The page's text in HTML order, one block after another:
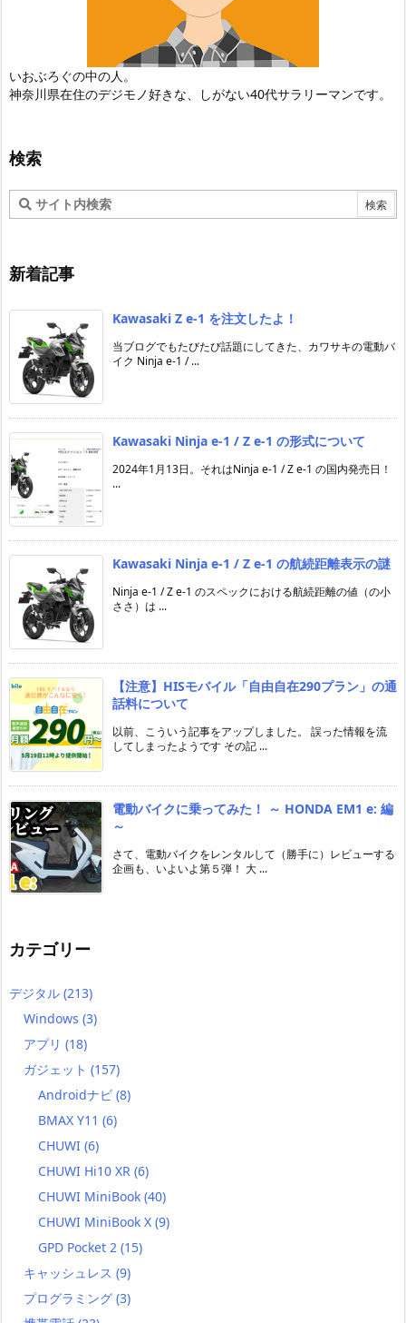
いおぶろぐの中の人。
神奈川県在住のデジモノ好きな、しがない40代サラリーマンです。
検索
新着記事
Kawasaki Z e-1 を注文したよ！
当ブログでもたびたび話題にしてきた、カワサキの電動バ
イク Ninja e-1 / ...
Kawasaki Ninja e-1 / Z e-1 の形式について
2024年1月13日。それはNinja e-1 / Z e-1 の国内発売日！
...
Kawasaki Ninja e-1 / Z e-1 の航続距離表示の謎
Ninja e-1 / Z e-1 のスペックにおける航続距離の値（の小
ささ）は ...
【注意】HISモバイル「自由自在290プラン」の通
話料について
以前、こういう記事をアップしました。 誤った情報を流
してしまったようです その記 ...
電動バイクに乗ってみた！ ～ HONDA EM1 e: 編
～
さて、電動バイクをレンタルして（勝手に）レビューする
企画も、いよいよ第５弾！ 大 ...
カテゴリー
デジタル (213)
Windows (3)
アプリ (18)
ガジェット (157)
Androidナビ (8)
BMAX Y11 (6)
CHUWI (6)
CHUWI Hi10 XR (6)
CHUWI MiniBook (40)
CHUWI MiniBook X (9)
GPD Pocket 2 (15)
キャッシュレス (9)
プログラミング (3)